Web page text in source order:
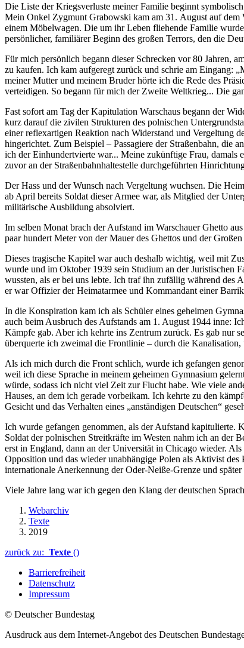
Die Liste der Kriegsverluste meiner Familie beginnt
Mein Onkel Zygmunt Grabowski kam am 31. August auf dem
einem Möbelwagen. Die um ihr Leben fliehende Familie
persönlicher, familiärer Beginn des großen Terrors, den die
Für mich persönlich begann dieser Schrecken vor 80 Jahren,
zu kaufen. Ich kam aufgeregt zurück und schrie am Eingang:
meiner Mutter und meinem Bruder hörte ich die Rede des
verteidigen. So begann für mich der Zweite Weltkrieg... Die
Fast sofort am Tag der Kapitulation Warschaus begann der
kurz darauf die zivilen Strukturen des polnischen
einer reflexartigen Reaktion nach Widerstand und Vergeltung
hingerichtet. Zum Beispiel – Passagiere der Straßenbahn, die
ich der Einhundertvierte war... Meine zukünftige Frau, damals
zuvor an der Straßenbahnhaltestelle durchgeführten
Der Hass und der Wunsch nach Vergeltung wuchsen. Die
ab April bereits Soldat dieser Armee war, als Mitglied der
militärische Ausbildung absolviert.
Im selben Monat brach der Aufstand im Warschauer Ghetto
paar hundert Meter von der Mauer des Ghettos und der
Dieses tragische Kapitel war auch deshalb wichtig, weil mit
wurde und im Oktober 1939 sein Studium an der Juristischen
wussten, als er bei uns lebte. Ich traf ihn zufällig während des
er war Offizier der Heimatarmee und Kommandant einer
In die Konspiration kam ich als Schüler eines geheimen
auch beim Ausbruch des Aufstands am 1. August 1944 inne:
Kämpfe gab. Aber ich kehrte ins Zentrum zurück. Es gab nur
überquerte ich zweimal die Frontlinie – durch die
Als ich mich durch die Front schlich, wurde ich gefangen
weil ich diese Sprache in meinem geheimen Gymnasium
würde, sodass ich nicht viel Zeit zur Flucht habe. Wie viele
Hauses, an dem ich gerade vorbeikam. Ich kehrte zu den
Gesicht und das Verhalten eines „anständigen Deutschen“
Ich wurde gefangen genommen, als der Aufstand kapitulierte.
Soldat der polnischen Streitkräfte im Westen nahm ich an
erst in England, dann an der Universität in Chicago wieder. Als
Opposition und das wieder unabhängige Polen als Aktivist
internationale Anerkennung der Oder-Neiße-Grenze und
Viele Jahre lang war ich gegen den Klang der deutschen
Webarchiv
Texte
2019
zurück zu: Texte ()
Barrierefreiheit
Datenschutz
Impressum
© Deutscher Bundestag
Ausdruck aus dem Internet-Angebot des Deutschen